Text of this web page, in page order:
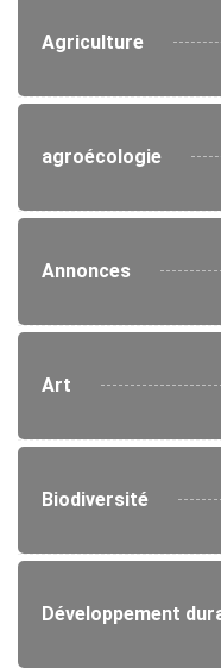
Agriculture
agroécologie
Annonces
Art
Biodiversité
Développement